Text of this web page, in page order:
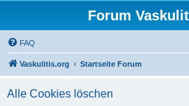
Forum
FAQ
Vaskulitis.org Startseite Forum
Alle Cookies löschen